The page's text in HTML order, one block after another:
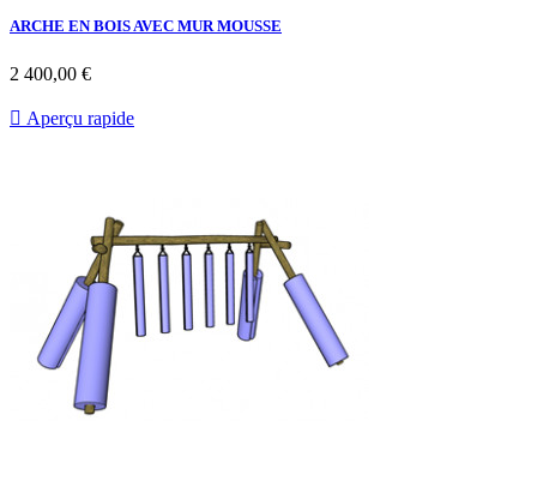
ARCHE EN BOIS AVEC MUR MOUSSE
Prix
2 400,00 €
 Aperçu rapide